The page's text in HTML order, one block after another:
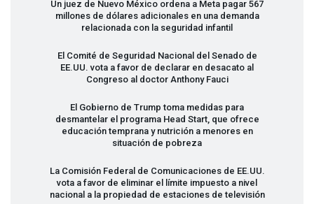
Un juez de Nuevo México ordena a Meta pagar 567
millones de dólares adicionales en una demanda
relacionada con la seguridad infantil
El Comité de Seguridad Nacional del Senado de
EE.UU. vota a favor de declarar en desacato al
Congreso al doctor Anthony Fauci
El Gobierno de Trump toma medidas para
desmantelar el programa Head Start, que ofrece
educación temprana y nutrición a menores en
situación de pobreza
La Comisión Federal de Comunicaciones de EE.UU.
vota a favor de eliminar el límite impuesto a nivel
nacional a la propiedad de estaciones de televisión